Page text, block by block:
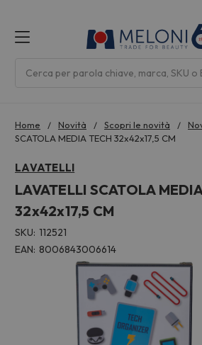
Home Novità Scopri le novità
SCATOLA MEDIA TECH 32x42x17,5 CM
LAVATELLI
LAVATELLI SCATOLA
32x42x17,5 CM
SKU: 112521
EAN: 8006843006614